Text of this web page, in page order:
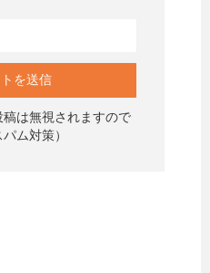
は無視されますので
ム対策）